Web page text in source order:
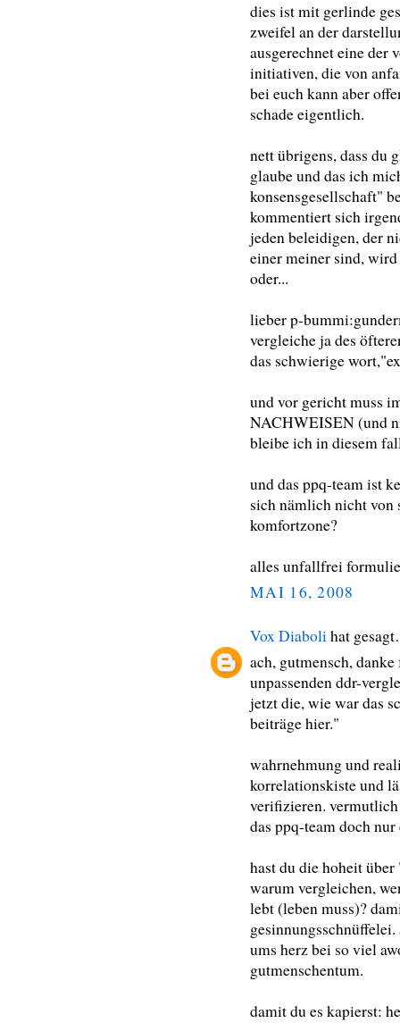
dies ist mit gerlinde
zweifel an der
ausgerechnet eine der
initiativen, die von
bei euch kann aber
schade eigentlich.
nett übrigens, dass du
glaube und das ich
konsensgesellschaft"
kommentiert sich
jeden beleidigen, der
einer meiner sind,
oder...
lieber p-
vergleiche ja des
das schwierige
und vor gericht muss
NACHWEISEN (und
bleibe ich in diesem
und das ppq-team ist
sich nämlich nicht von
komfortzone?
alles unfallfrei
MAI 16, 2008
Vox Diabolihat
ach, gutmensch,
unpassenden ddr-
jetzt die, wie war das
beiträge hier."
wahrnehmung und
korrelationskiste und
verifizieren.
das ppq-team doch
hast du die hoheit
warum vergleichen,
lebt (leben muss)?
ums herz bei so viel
gutmenschentum.
damit du es kapierst: